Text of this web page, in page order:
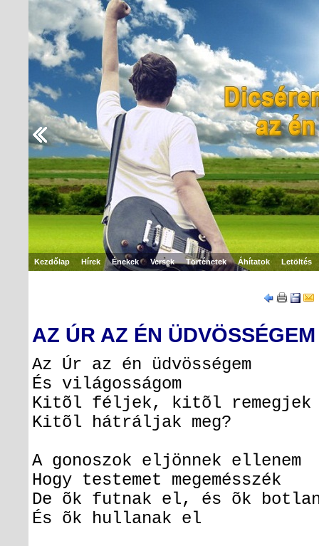
Kezdőlap Hírek Énekek Versek Történetek Áhítatok Letöltés
AZ ÚR AZ ÉN ÜDVÖSSÉGEM
Az Úr az én
És
Kitõl féljek, kitõl
Kitõl hátráljak
A gonoszok eljönnek
Hogy testemet
De õk futnak el, és õk
És õk